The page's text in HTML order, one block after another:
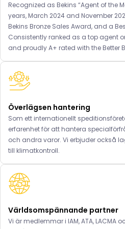
Recognized as Bekins “Agent of the
years, March 2024 and November
Bekins Bronze Sales Award, and a
Consistently ranked as a top agent
and proudly A+ rated with the Better
Överlägsen hantering
Som ett internationellt
erfarenhet för att hantera
och andra varor. Vi erbjuder också
till klimatkontroll.
Världsomspännande partner
Vi är medlemmar i IAM, ATA, LACMA